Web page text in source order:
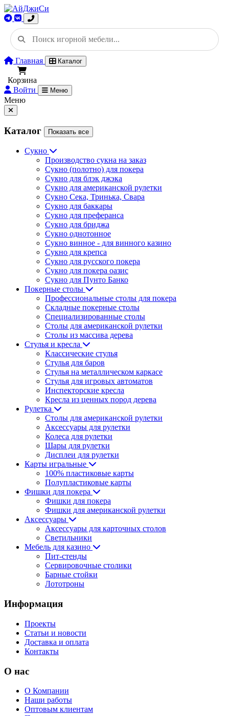
Главная Каталог
Корзина
Войти
Меню
Меню
Каталог Показать все
Сукно
Производство сукна на заказ
Сукно (полотно) для покера
Сукно для блэк джэка
Сукно для американской рулетки
Сукно Сека, Тринька, Свара
Сукно для баккары
Сукно для преферанса
Сукно для бриджа
Сукно однотонное
Сукно винное - для винного казино
Сукно для крепса
Сукно для русского покера
Сукно для покера оазис
Сукно для Пунто Банко
Покерные столы
Профессиональные столы для покера
Складные покерные столы
Специализированные столы
Столы для американской рулетки
Столы из массива дерева
Стулья и кресла
Классические стулья
Стулья для баров
Стулья на металлическом каркасе
Стулья для игровых автоматов
Инспекторские кресла
Кресла из ценных пород дерева
Рулетка
Столы для американской рулетки
Аксессуары для рулетки
Колеса для рулетки
Шары для рулетки
Дисплеи для рулетки
Карты игральные
100% пластиковые карты
Полупластиковые карты
Фишки для покера
Фишки для покера
Фишки для американской рулетки
Аксессуары
Аксессуары для карточных столов
Светильники
Мебель для казино
Пит-стенды
Сервировочные столики
Барные стойки
Лототроны
Информация
Проекты
Статьи и новости
Доставка и оплата
Контакты
О нас
О Компании
Наши работы
Оптовым клиентам